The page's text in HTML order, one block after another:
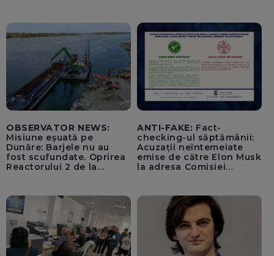
OBSERVATOR NEWS:
Misiune eșuată pe
Dunăre: Barjele nu au
fost scufundate. Oprirea
Reactorului 2 de la
ANTI-FAKE: Fact-
checking-ul săptămânii:
Acuzații neîntemeiate
emise de către Elon Musk
la adresa Comisiei
pentru instaurarea
„cenzurii” pe platforma X